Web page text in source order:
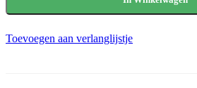
Toevoegen aan verlanglijstje